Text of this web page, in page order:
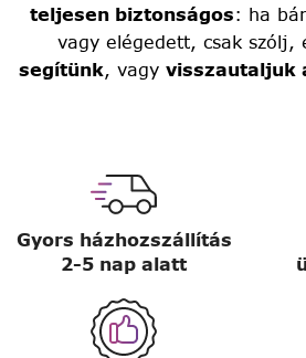
teljesen biztonságos: ha
vagy elégedett, csak szólj,
segítünk, vagy visszautaljuk
Gyors házhozszállítás
2-5 nap alatt